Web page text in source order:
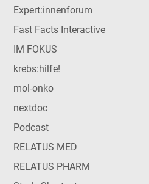
Expert:innenforum
Fast Facts Interactive
IM FOKUS
krebs:hilfe!
mol-onko
nextdoc
Podcast
RELATUS MED
RELATUS PHARM